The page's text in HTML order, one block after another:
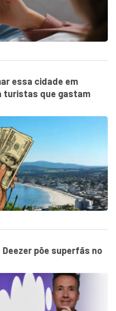
essa cidade em
turistas que gastam
põe superfãs no